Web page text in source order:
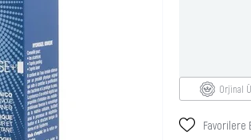
Orjinal
Favorilere